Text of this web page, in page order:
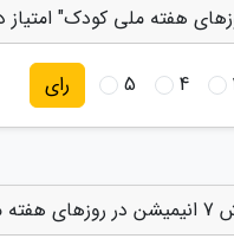
4
5 رای